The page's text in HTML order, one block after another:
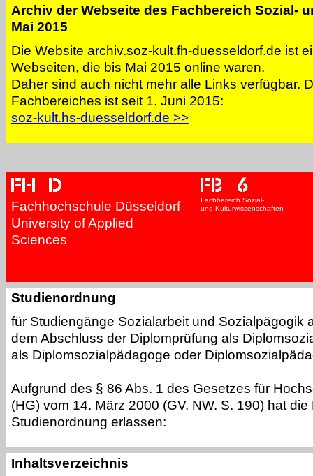
Archiv der Webseite des Fachbereich Sozial-
Mai 2015
Die Website archiv.soz-kult.fh-duesseldorf.de ist
Webseiten, die bis Mai 2015 online waren.
Daher sind auch nicht mehr alle Links verfügbar.
Fachbereiches ist seit 1. Juni 2015:
soz-kult.hs-duesseldorf.de >>
Fachhochschule Düsseldorf
University of Applied
Sciences
Fachbereich Sozial-
und Kulturwissenschaften
Studienordnung
für Studiengänge Sozialarbeit und Sozialpägogik
dem Abschluss der Diplomprüfung als
als Diplomsozialpädagoge oder
Aufgrund des § 86 Abs. 1 des Gesetzes für
(HG) vom 14. März 2000 (GV. NW. S. 190) hat
Studienordnung erlassen:
Inhaltsverzeichnis